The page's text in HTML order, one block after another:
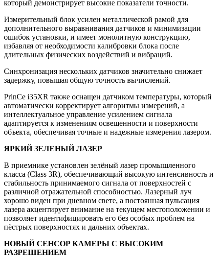
который демонстрирует высокие показатели точности.
Измерительный блок усилен металлической рамой для
дополнительного выравнивания датчиков и минимизации
ошибок установки, и имеет монолитную конструкцию,
избавляя от необходимости калибровки блока после
длительных физических воздействий и вибраций.
Синхронизация нескольких датчиков значительно снижает
задержку, повышая общую точность вычислений.
PrinCe i35XR также оснащен датчиком температуры, который
автоматически корректирует алгоритмы измерений, а
интеллектуальное управление усилением сигнала
адаптируется к изменениям освещенности и поверхности
объекта, обеспечивая точные и надежные измерения лазером.
ЯРКИЙ ЗЕЛЕНЫЙ ЛАЗЕР
В приемнике установлен зелёный лазер промышленного
класса (Class 3R), обеспечивающий высокую интенсивность и
стабильность принимаемого сигнала от поверхностей с
различной отражательной способностью. Лазерный луч
хорошо виден при дневном свете, а постоянная пульсация
лазера акцентирует внимание на текущем местоположении и
позволяет идентифицировать его без особых проблем на
пёстрых поверхностях и дальних объектах.
НОВЫЙ СЕНСОР КАМЕРЫ С ВЫСОКИМ
РАЗРЕШЕНИЕМ